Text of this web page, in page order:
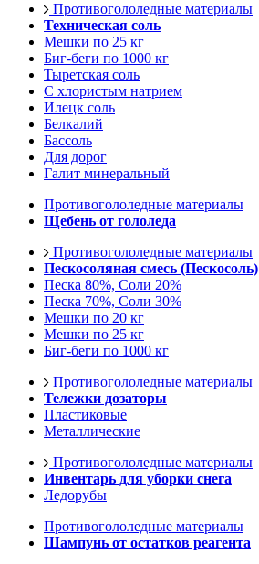
Противогололедные материалы
Техническая соль
Мешки по 25 кг
Биг-беги по 1000 кг
Тыретская соль
С хлористым натрием
Илецк соль
Белкалий
Бассоль
Для дорог
Галит минеральный
Противогололедные материалы
Щебень от гололеда
Противогололедные материалы
Пескосоляная смесь (Пескосоль)
Песка 80%, Соли 20%
Песка 70%, Соли 30%
Мешки по 20 кг
Мешки по 25 кг
Биг-беги по 1000 кг
Противогололедные материалы
Тележки дозаторы
Пластиковые
Металлические
Противогололедные материалы
Инвентарь для уборки снега
Ледорубы
Противогололедные материалы
Шампунь от остатков реагента